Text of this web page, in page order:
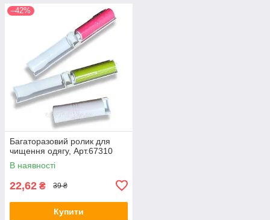
–42%
Багаторазовий ролик для
чищення одягу, Арт.67310
В наявності
22,62 ₴ 39 ₴
Купити